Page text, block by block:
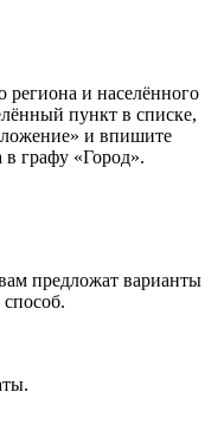
региона и населённого
пункт в списке,
и впишите
в графу «Город».
предложат варианты